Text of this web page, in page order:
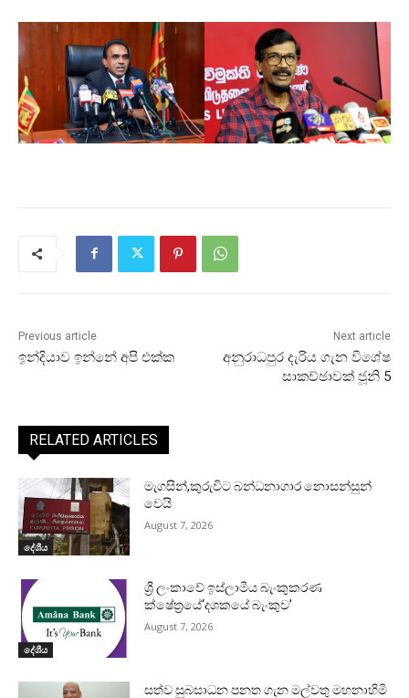
Previous article
ඉන්දියාව ඉන්නේ අපි එක්ක
Next article
අනුරාධපුර දැරිය ගැන විශේෂ
සාකච්ඡාවක් ජූනි 5
RELATED ARTICLES
දේශීය
මැගසින්,කුරුවිට බන්ධනාගාර නොසන්සුන්
වෙයි
August 7, 2026
දේශීය
ශ්‍රී ලංකාවේ ඉස්ලාමීය බැංකුකරණ
ක්ෂේත්‍රයේ‘දශකයේ බැංකුව’
August 7, 2026
සත්ව සුබසාධන පනත ගැන මල්වතු මහනාහිමි